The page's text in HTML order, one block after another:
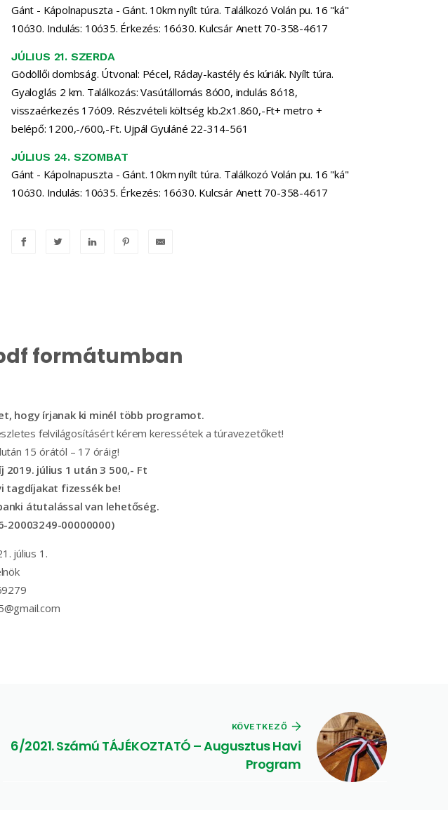
Gánt - Kápolnapuszta - Gánt. 10km nyílt túra. Találkozó Volán pu. 16 "ká"
10ó30. Indulás: 10ó35. Érkezés: 16ó30. Kulcsár Anett 70-358-4617
JÚLIUS 21. SZERDA
Gödöllői dombság. Útvonal: Pécel, Ráday-kastély és kúriák. Nyílt túra.
Gyaloglás 2 km. Találkozás: Vasútállomás 8ó00, indulás 8ó18,
visszaérkezés 17ó09. Részvételi költség kb.2x1.860,-Ft+ metro +
belépő: 1200,-/600,-Ft. Ujpál Gyuláné 22-314-561
JÚLIUS 24. SZOMBAT
Gánt - Kápolnapuszta - Gánt. 10km nyílt túra. Találkozó Volán pu. 16 "ká"
10ó30. Indulás: 10ó35. Érkezés: 16ó30. Kulcsár Anett 70-358-4617
formátumban
hogy írjanak ki minél több programot.
felvilágosításért kérem keressétek a túravezetőket!
15 órától – 17 óráig!
július 1 után 3 500,- Ft
tagdíjakat fizessék be!
átutalással van lehetőség.
20003249-00000000)
július 1.
KÖVETKEZŐ
6/2021. Számú TÁJÉKOZTATÓ – Augusztus Havi
Program